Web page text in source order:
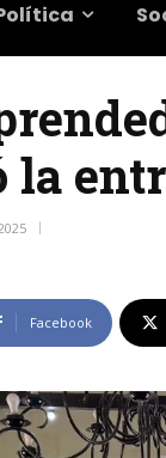
la
Facebook